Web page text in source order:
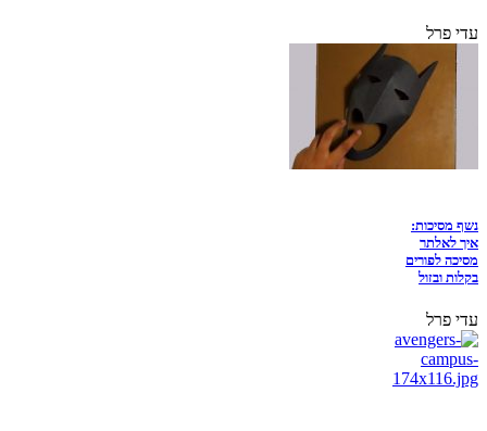
עדי פרל
נשף מסיכות:
איך לאלתר
מסיכה לפורים
בקלות ובזול
עדי פרל